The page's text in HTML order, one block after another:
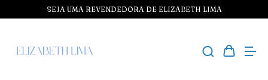
SEJA UMA REVENDEDORA DE ELIZABETH LIMA